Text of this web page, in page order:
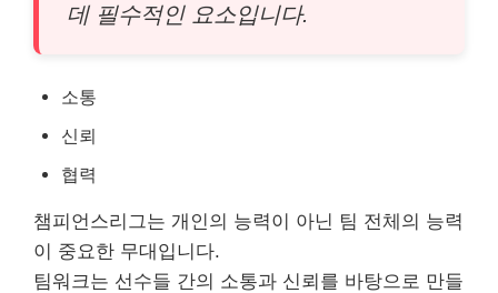
데 필수적인 요소입니다.
소통
신뢰
협력
챔피언스리그는 개인의 능력이 아닌 팀 전체의 능력
이 중요한 무대입니다.
팀워크는 선수들 간의 소통과 신뢰를 바탕으로 만들